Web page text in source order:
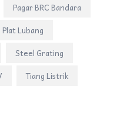
Pagar BRC Bandara
Plat Lubang
Steel Grating
Tiang Listrik